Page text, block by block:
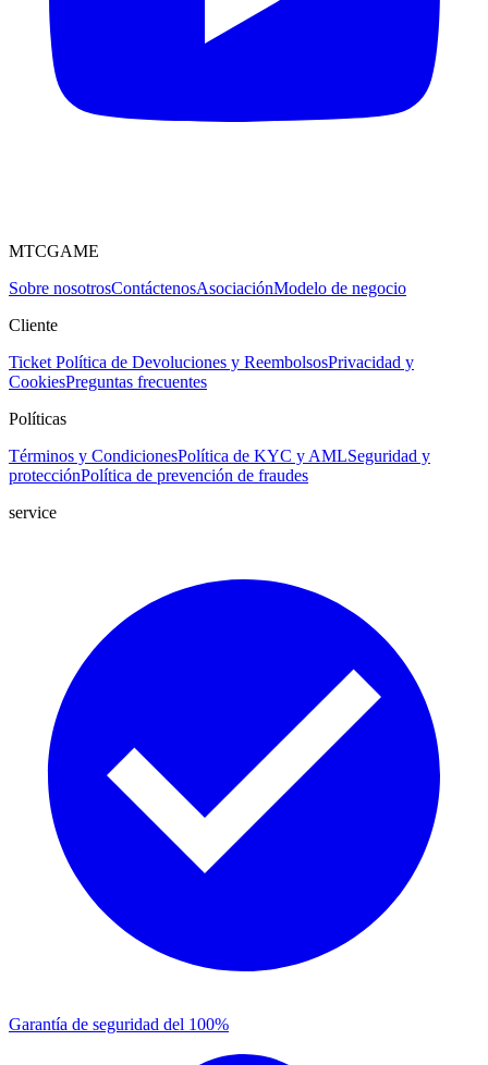
MTCGAME
Sobre nosotrosContáctenosAsociaciónModelo de negocio
Cliente
Ticket Política de Devoluciones y ReembolsosPrivacidad y
CookiesPreguntas frecuentes
Políticas
Términos y CondicionesPolítica de KYC y AMLSeguridad y
protecciónPolítica de prevención de fraudes
service
Garantía de seguridad del 100%